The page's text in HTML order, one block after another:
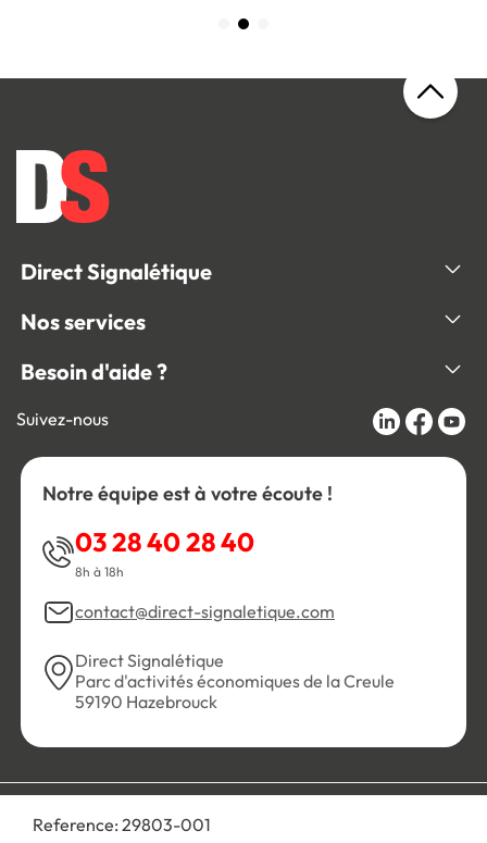
Reference: 29803-001
Direct Signalétique
Nos services
Besoin d'aide ?
Suivez-nous
Notre équipe est à votre écoute !
03 28 40 28 40
8h à 18h
contact@direct-signaletique.com
Direct Signalétique
Parc d'activités économiques de la Creule
59190 Hazebrouck
Personnaliser les cookies